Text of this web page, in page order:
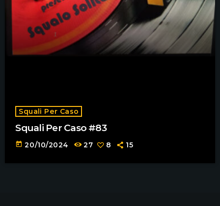
Squali Per Caso
Squali Per Caso #83
today 20/10/2024 27 8 15